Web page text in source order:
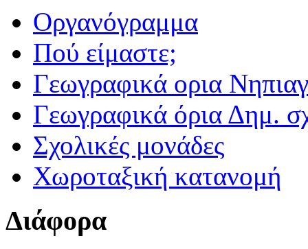
Οργανόγραμμα
Πού είμαστε;
Γεωγραφικά ορια
Γεωγραφικά όρια Δημ.
Σχολικές μονάδες
Χωροταξική κατανομή
Διάφορα